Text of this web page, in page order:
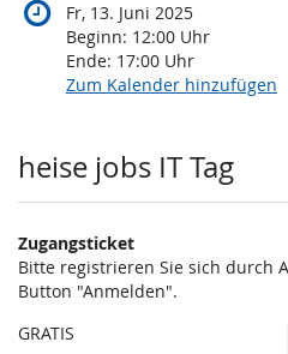
Fr, 13. Juni 2025
Beginn: 12:00 Uhr
Ende: 17:00 Uhr
Zum Kalender hinzufügen
Produkte
heise jobs IT Tag
Zugangsticket
Bitte registrieren Sie sich durch
Button "Anmelden".
GRATIS